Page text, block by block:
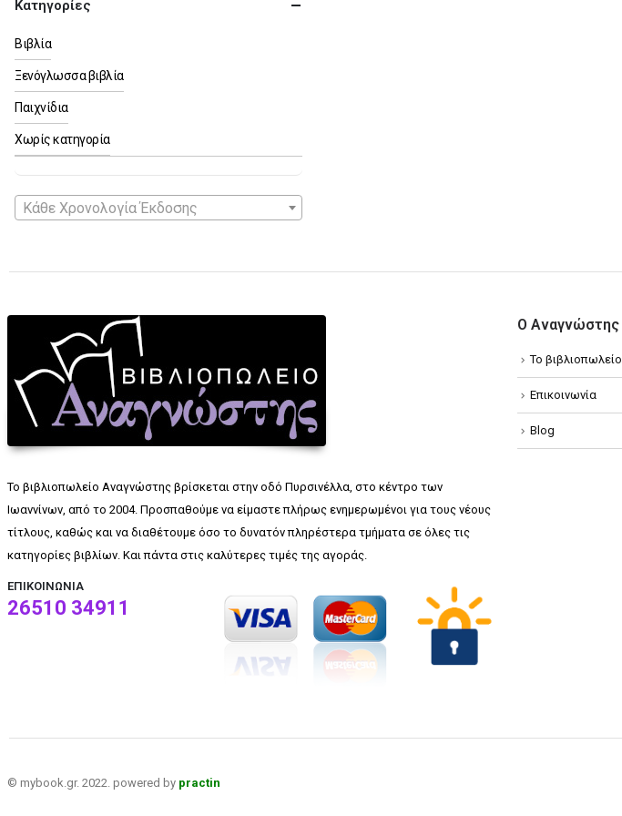
Κατηγορίες
Βιβλία
Ξενόγλωσσα βιβλία
Παιχνίδια
Χωρίς κατηγορία
Κάθε Χρονολογία Έκδοσης
Το βιβλιοπωλείο Αναγνώστης βρίσκεται στην οδό Πυρσινέλλα, στο κέντρο των
Ιωαννίνων, από το 2004. Προσπαθούμε να είμαστε πλήρως ενημερωμένοι για τους νέους
τίτλους, καθώς και να διαθέτουμε όσο το δυνατόν πληρέστερα τμήματα σε όλες τις
κατηγορίες βιβλίων. Και πάντα στις καλύτερες τιμές της αγοράς.
ΕΠΙΚΟΙΝΩΝΊΑ
26510 34911
Ο Αναγνώστης
Το βιβλιοπωλείο
Επικοινωνία
Blog
© mybook.gr. 2022. powered by practin